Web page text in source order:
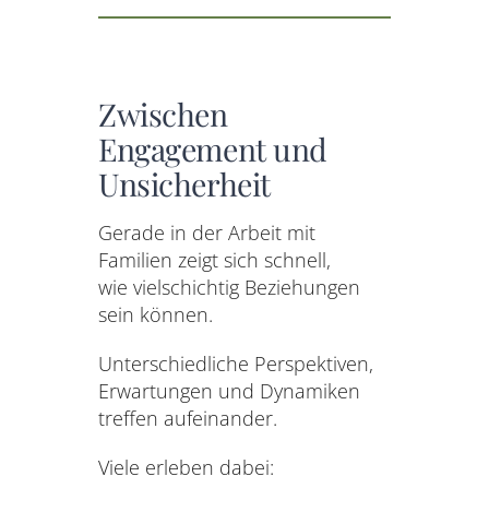
Zwischen
Engagement und
Unsicherheit
Gerade in der Arbeit mit
Familien zeigt sich schnell,
wie vielschichtig Beziehungen
sein können.
Unterschiedliche Perspektiven,
Erwartungen und Dynamiken
treffen aufeinander.
Viele erleben dabei: